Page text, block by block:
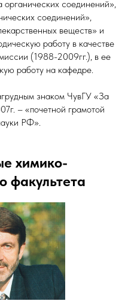
соединений»,
соединений»,
веществ» и
работу в качестве
(1988-2009гг.), в ее
работу на кафедре.
знаком ЧувГУ «За
– «почетной грамотой
РФ».
химико-
факультета